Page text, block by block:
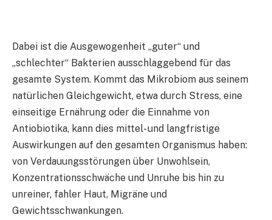
Dabei ist die Ausgewogenheit „guter“ und
„schlechter“ Bakterien ausschlaggebend für das
gesamte System. Kommt das Mikrobiom aus seinem
natürlichen Gleichgewicht, etwa durch Stress, eine
einseitige Ernährung oder die Einnahme von
Antiobiotika, kann dies mittel- und langfristige
Auswirkungen auf den gesamten Organismus haben:
von Verdauungsstörungen über Unwohlsein,
Konzentrationsschwäche und Unruhe bis hin zu
unreiner, fahler Haut, Migräne und
Gewichtsschwankungen.